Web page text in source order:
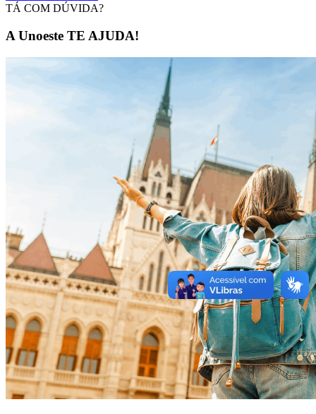
TÁ COM DÚVIDA?
A Unoeste TE AJUDA!